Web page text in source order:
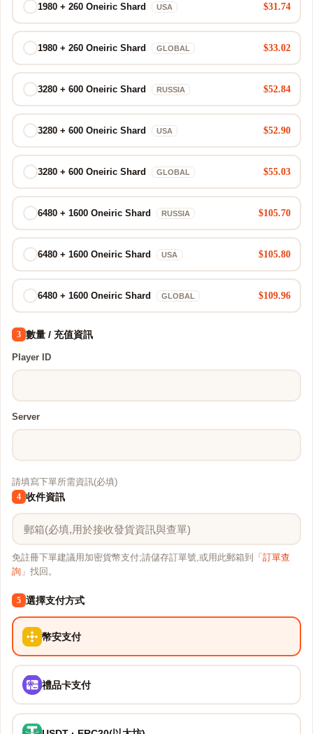
1980 + 260 Oneiric Shard USA $31.74
1980 + 260 Oneiric Shard GLOBAL $33.02
3280 + 600 Oneiric Shard RUSSIA $52.84
3280 + 600 Oneiric Shard USA $52.90
3280 + 600 Oneiric Shard GLOBAL $55.03
6480 + 1600 Oneiric Shard RUSSIA $105.70
6480 + 1600 Oneiric Shard USA $105.80
6480 + 1600 Oneiric Shard GLOBAL $109.96
3 數量 / 充值資訊
Player ID
Server
請填寫下單所需資訊(必填)
4 收件資訊
免註冊下單建議用加密貨幣支付;請儲存訂單號,或用此郵箱到「 訂單查
詢 」找回。
5 選擇支付方式
幣安支付
禮品卡支付